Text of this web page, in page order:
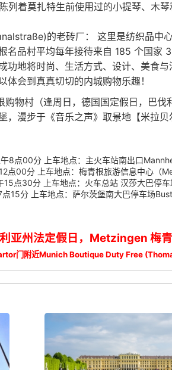
列着莫扎特生前使用过的小提琴、木
的老砖厂： 这里是纺织品
名品村平均每年接待来自 185 个国
功地将时尚、生活方式、设计、美食
会到真真切切的内城购物乐趣！
物村（逢周日，德国国定假日，巴
，漫步于《音乐之声》取景地【米拉
8点00分 上车地点：主火车站南出口
00分 上车地点：梅青根旅游信息中心（
点30分 上车地点：火车总站 汉莎大巴停车
点15分 上车地点：萨尔茨堡南大巴停车场
亚州法定假日，Metzingen 梅
门附近Munich Boutique Duty Free